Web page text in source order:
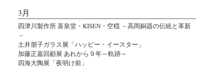
3月
四津川製作所 喜泉堂・KISEN・空穏 －高岡銅器の伝統と革新
－
土井朋子ガラス展「ハッピー・イースター」
加藤正嘉回顧展 あれから９年～軌跡～
四海大陶展「夜明け前」